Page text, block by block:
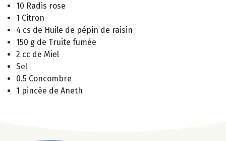
10 Radis rose
1 Citron
4 cs de Huile de pépin de raisin
150 g de Truite fumée
2 cc de Miel
Sel
0.5 Concombre
1 pincée de Aneth